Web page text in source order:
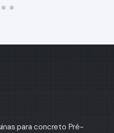
para concreto Pré-